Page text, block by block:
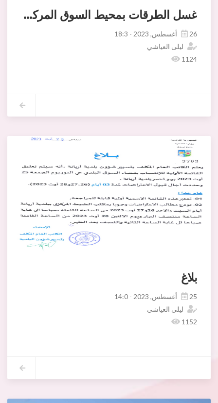
غسل الطرقات بمحيط السوق المركزية
26 أغسطس, 2023 - 18:3
ليلى العياشي
1124
بلاغ
25 أغسطس, 2023 - 14:0
ليلى العياشي
1152